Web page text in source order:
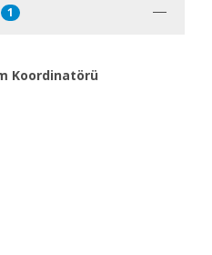
1
Koordinatörü